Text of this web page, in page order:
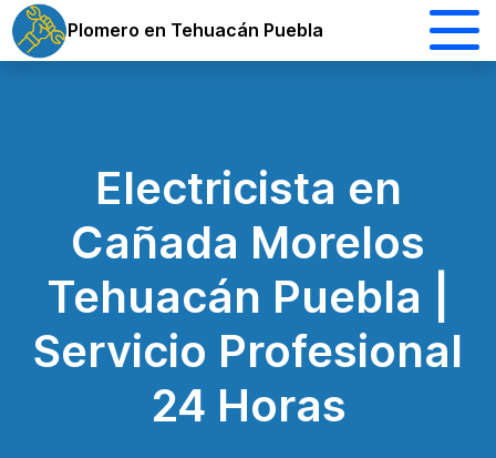
Plomero en Tehuacán Puebla
Electricista en
Cañada Morelos
Tehuacán Puebla |
Servicio Profesional
24 Horas